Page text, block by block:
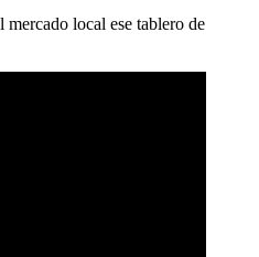
mercado local ese tablero de